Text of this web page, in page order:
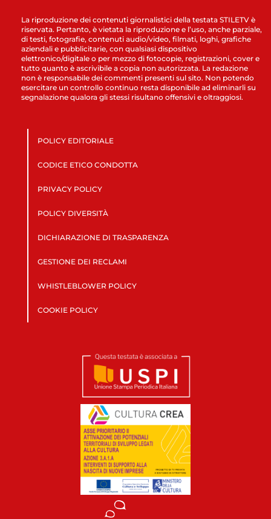
La riproduzione dei contenuti giornalistici della testata STILETV è
riservata. Pertanto, è vietata la riproduzione e l’uso, anche parziale,
di testi, fotografie, contenuti audio/video, filmati, loghi, grafiche
aziendali e pubblicitarie, con qualsiasi dispositivo
elettronico/digitale o per mezzo di fotocopie, registrazioni, cover e
tutto quanto è ascrivibile a copia non autorizzata. La redazione
non è responsabile dei commenti presenti sul sito. Non potendo
esercitare un controllo continuo resta disponibile ad eliminarli su
segnalazione qualora gli stessi risultano offensivi e oltraggiosi.
POLICY EDITORIALE
CODICE ETICO CONDOTTA
PRIVACY POLICY
POLICY DIVERSITÀ
DICHIARAZIONE DI TRASPARENZA
GESTIONE DEI RECLAMI
WHISTLEBLOWER POLICY
COOKIE POLICY